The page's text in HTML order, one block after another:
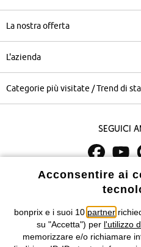
La nostra offerta
L'azienda
Categorie più visitate / Trend di
Seguici
I prezzi sono IVA inclusa. Non
costi di
Condizioni di
Acconsentire ai
bonprix e i suoi 10 partner
su "Accetta") per l'utilizzo
memorizzare e/o richiamare